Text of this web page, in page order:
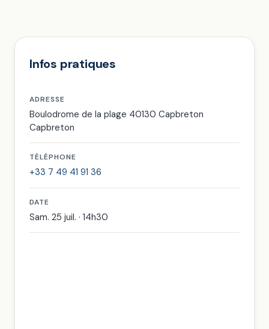
Infos pratiques
ADRESSE
Boulodrome de la plage 40130 Capbreton
Capbreton
TÉLÉPHONE
+33 7 49 41 91 36
DATE
Sam. 25 juil. · 14h30